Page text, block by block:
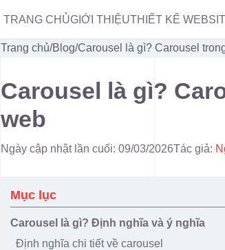
TRANG CHỦGIỚI THIỆUTHIẾT KẾ
Trang chủ/Blog/Carousel là gì? Carousel
Carousel là gì?
web
Ngày cập nhật lần cuối: 09/03/2026Tác giả:
Mục lục
Carousel là gì? Định nghĩa và ý nghĩa
Định nghĩa chi tiết về carousel